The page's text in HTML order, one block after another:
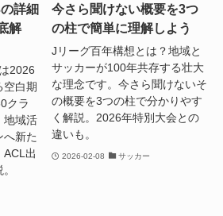
詳細
解
2026
空白期
クラ
地域活
へ新た
ACL出
今さら聞けない概要を3つ
の柱で簡単に理解しよう
Jリーグ百年構想とは？地域と
サッカーが100年共存する壮大
な理念です。今さら聞けないそ
の概要を3つの柱で分かりやす
く解説。2026年特別大会との
違いも。
2026-02-08 サッカー